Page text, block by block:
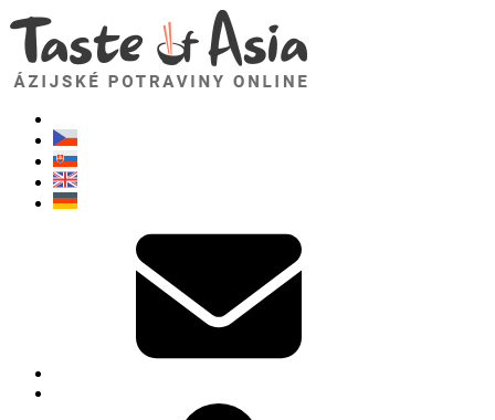
TasteOfAsia.sk
Neváhajte sa opýtať. Som tu pre vás!